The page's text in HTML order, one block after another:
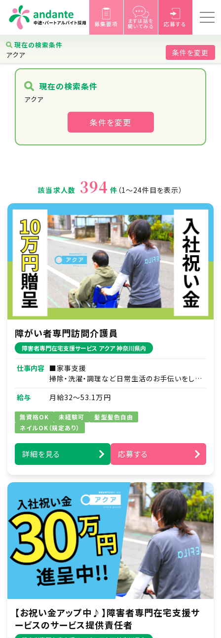
募集要項 まずは話を
聞いてみる 応募する
求人検索結果一覧
現在の検索条件
アクア
条件を変更
該当求人数 394 件 （1〜24件目を表示）
障がい者専門訪問介護員
障害者専門在宅支援サービス アクア 神奈川県内
仕事内容 ■家事支援
掃除・洗濯・調理など日常生活のお手伝いをしま
す。
例）日用品の買い物代行／薬の受け取りの代行
など
■移動支援
通勤通学・サークル活動や趣味への同伴などを
行います。
例）ズーラシア見学／アイドルショップへの買い
■身体介護支援
起床から就寝の間で介助及び、ご自宅での自立
を支援します。
例）食事・入浴・排せつ介助・着替え・洗顔・歯磨
きなどの生活動作のサポートなど
※重度の肢体不自由者へのサポート含む（資格
保有者）
給与 月給32～53.1万円
無資格OK 未経験可
髪型髪色自由
ネイルOK（規定あり）
詳細を見る 応募する
【お祝い金アップ中♪】障害者専門在宅支援サ
ービスのサービス提供責任者
現在の検索条件
アクア
条件を変更